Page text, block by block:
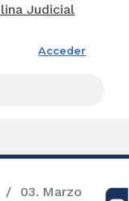
Acceder
03. Marzo